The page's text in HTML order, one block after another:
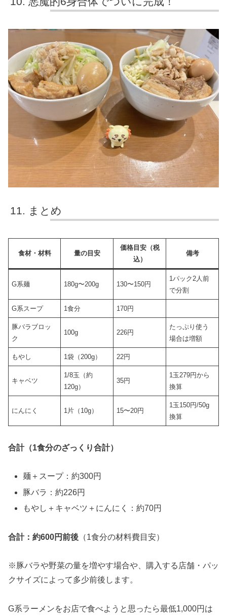
まとめ
食材・材料 量の目安
価格目安（税
込）
備考
G系麺 180g〜200g 130〜150円
1パック2人前
で分割
G系スープ 1食分 170円
豚バラブロッ
ク
100g 226円
たっぷり使う
場合は増額
もやし 1袋（200g） 22円
キャベツ
1/8玉（約
120g）
35円
1玉279円から
換算
にんにく 1片（10g） 15〜20円
1玉150円/50g
換算
合計（1食分のざっくり合計）
麺＋スープ：約300円
豚バラ：約226円
もやし＋キャベツ＋にんにく：約70円
合計：約600円前後 （1食分の材料費目安）
※豚バラや野菜の量を増やす場合や、購入する店舗・パッ
クサイズによって多少前後します。
G系ラーメンをお店で食べようと思ったら最低1,000円は